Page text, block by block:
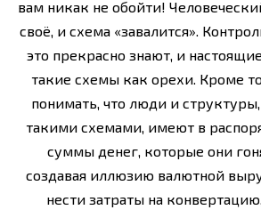
вам никак не обойти!
своё, и схема «завалится».
это прекрасно знают, и
такие схемы как орехи. Кроме
понимать, что люди и
такими схемами, имеют в
суммы денег, которые они
создавая иллюзию валютной
нести затраты на